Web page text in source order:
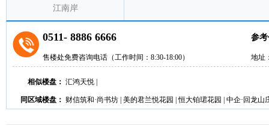
江南岸
0511- 8886 6666
售楼处免费咨询电话（工作时间：8:30-18:00）
参
地址
相似楼盘： 汇鸿天悦
同区域楼盘： 财信筑和·尚书坊 美的君兰悦花园 |恒大铂珺花园 中企·回龙山